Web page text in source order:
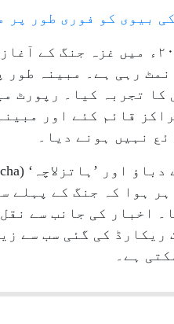
بیوی کو فوری طور
اخبار کا کہنا ہے کہ اکتوبر
نمٹ رہی ہے۔ مبینہ
کا تجربہ کیا۔ رپورٹ
نہیں ہونے دیا۔
اخبار کی جانب سے
ریکارڈ کی گئی سب سے
ہے۔